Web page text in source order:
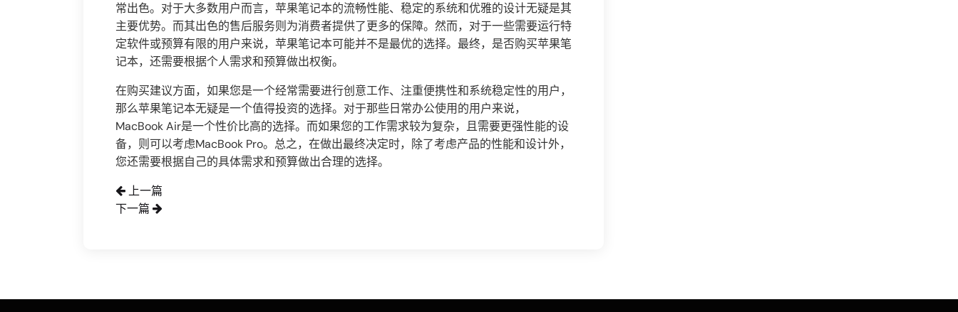
常出色。对于大多数用户而言，苹果笔记本的流畅性能、稳定的系统和优雅的设计无疑是其
主要优势。而其出色的售后服务则为消费者提供了更多的保障。然而，对于一些需要运行特
定软件或预算有限的用户来说，苹果笔记本可能并不是最优的选择。最终，是否购买苹果笔
记本，还需要根据个人需求和预算做出权衡。
在购买建议方面，如果您是一个经常需要进行创意工作、注重便携性和系统稳定性的用户，
那么苹果笔记本无疑是一个值得投资的选择。对于那些日常办公使用的用户来说，
MacBook Air是一个性价比高的选择。而如果您的工作需求较为复杂，且需要更强性能的设
备，则可以考虑MacBook Pro。总之，在做出最终决定时，除了考虑产品的性能和设计外，
您还需要根据自己的具体需求和预算做出合理的选择。
上一篇
下一篇